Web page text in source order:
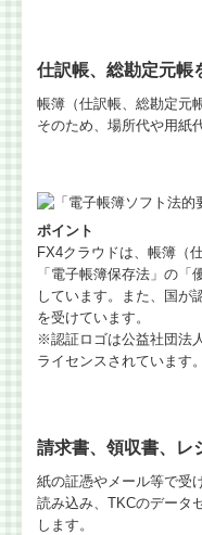
仕訳帳、総勘定元帳
帳簿（仕訳帳、総勘定元
そのため、場所代や用紙
ポイント
FX4クラウドは、帳簿（
「電子帳簿保存法」の
しています。また、国が
を受けています。
※認証ロゴは公益社団法
ライセンスされています。
請求書、領収書、レ
紙の証憑やメール等で受
読み込み、TKCのデータ
します。